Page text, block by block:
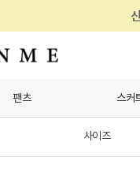
신규 회원가입 및 카톡 플
팬츠 스커
사이즈